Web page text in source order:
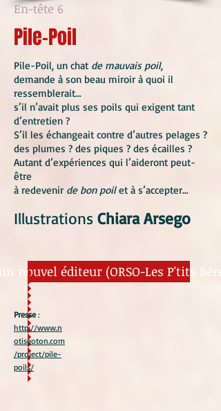
En-tête 6
Pile-Poil
Pile-Poil, un chat de mauvais poil,
demande à son beau miroir à quoi il
ressemblerait…
s’il n’avait plus ses poils qui exigent tant
d’entretien ?
S’il les échangeait contre d’autres pelages ?
des plumes ? des piques ? des écailles ?
Autant d’expériences qui l’aideront peut-
être
à redevenir de bon poilet à s’accepter…
Illustrations Chiara Arsego
nouvel éditeur (ORSO-Les P'tits
Presse:
http://www.n
otiseoton.com
/project/pile-
poils/